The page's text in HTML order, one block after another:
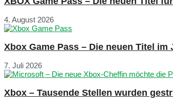
4. August 2026
Xbox Game Pass – Die neuen Titel im
7. Juli 2026
Xbox – Tausende Stellen wurden